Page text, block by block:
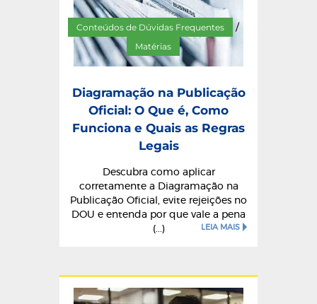
Conteúdos de Dúvidas Frequentes /
Matérias
Diagramação na Publicação
Oficial: O Que é, Como
Funciona e Quais as Regras
Legais
Descubra como aplicar
corretamente a Diagramação na
Publicação Oficial, evite rejeições no
DOU e entenda por que vale a pena
(...)
LEIA MAIS